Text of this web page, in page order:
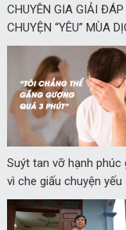
CHUYÊN GIA GIẢI ĐÁP
CHUYỆN “YÊU” MÙA
Suýt tan vỡ hạnh phúc
vì che giấu chuyện yếu